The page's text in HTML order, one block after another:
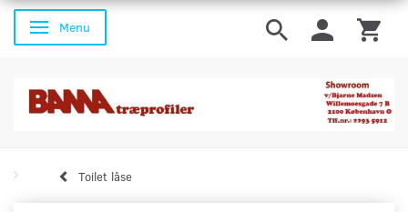
Skifte navigation
Menu
Toilet låse